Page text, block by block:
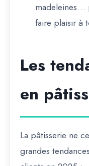
madeleines…
faire plaisir à
Les
en
La pâtisserie ne
grandes